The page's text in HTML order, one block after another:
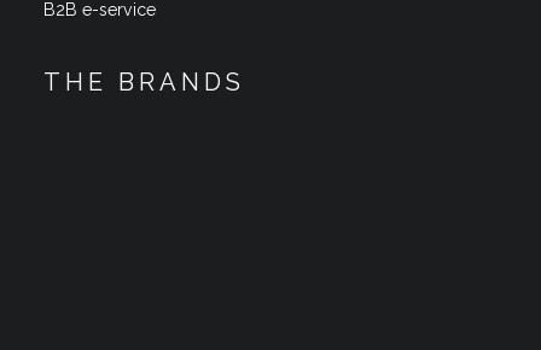
B2B e-service
THE BRANDS